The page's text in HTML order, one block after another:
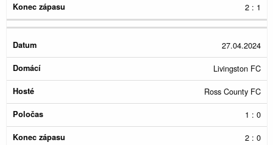
2 : 1
27.04.2024
Livingston FC
Ross County FC
1 : 0
2 : 0